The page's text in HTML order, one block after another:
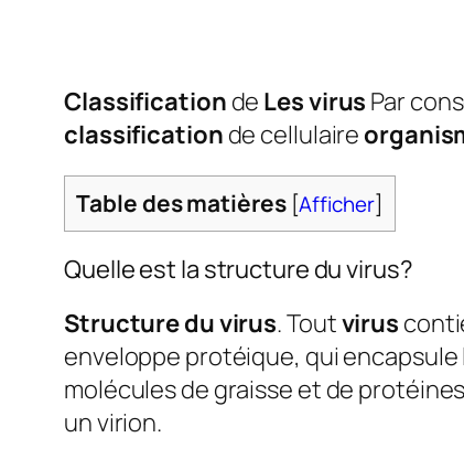
Classification de Les virus Par
classification de cellulaire
Table des matières [Afficher]
Quelle est la structure du virus?
Structure du virus. Toutvirus
enveloppe protéique, qui encapsule
molécules de graisse et de
un virion.